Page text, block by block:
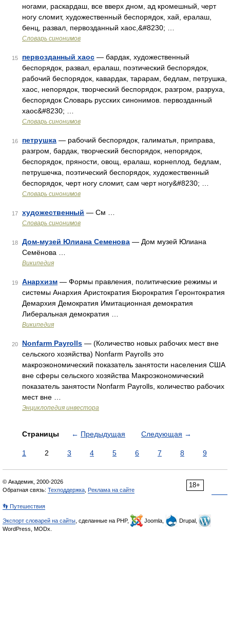
ногами, раскардаш, все вверх дном, ад кромешный, черт
ногу сломит, художественный беспорядок, хай, ералаш,
бенц, развал, первозданный хаос,&#8230; …
Словарь синонимов
15 первозданный хаос — бардак, художественный
беспорядок, развал, ералаш, поэтический беспорядок,
рабочий беспорядок, кавардак, тарарам, бедлам, петрушка,
хаос, непорядок, творческий беспорядок, разгром, разруха,
беспорядок Словарь русских синонимов. первозданный
хаос&#8230; …
Словарь синонимов
16 петрушка — рабочий беспорядок, галиматья, приправа,
разгром, бардак, творческий беспорядок, непорядок,
беспорядок, пряности, овощ, ералаш, корнеплод, бедлам,
петрушечка, поэтический беспорядок, художественный
беспорядок, черт ногу сломит, сам черт ногу&#8230; …
Словарь синонимов
17 художественный — См …
Словарь синонимов
18 Дом-музей Юлиана Семенова — Дом музей Юлиана
Семёнова …
Википедия
19 Анархизм — Формы правления, политические режимы и
системы Анархия Аристократия Бюрократия Геронтократия
Демархия Демократия Имитационная демократия
Либеральная демократия …
Википедия
20 Nonfarm Payrolls — (Количество новых рабочих мест вне
сельского хозяйства) Nonfarm Payrolls это
макроэкономический показатель занятости населения США
вне сферы сельского хозяйства Макроэкономический
показатель занятости Nonfarm Payrolls, количество рабочих
мест вне …
Энциклопедия инвестора
Страницы ← Предыдущая Следующая →
1 2 3 4 5 6 7 8 9
18+
© Академик, 2000-2026
Обратная связь: Техподдержка Реклама на сайте
👣 Путешествия
Экспорт словарей на сайты , сделанные на PHP, Joomla,
Drupal,
WordPress, MODx.